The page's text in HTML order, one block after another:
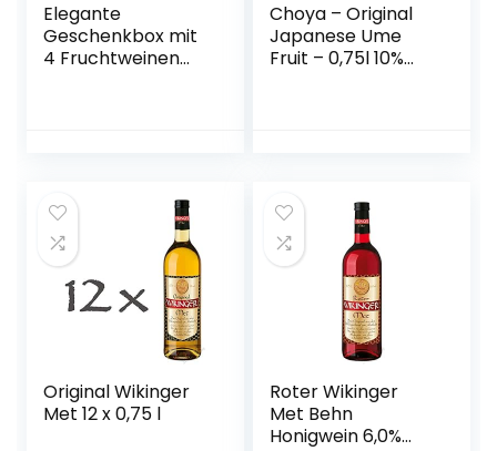
Elegante
Geschenkbox mit
4 Fruchtweinen
Choya – Original
Japanese Ume
Fruit – 0,75l 10%
Original Wikinger
Met 12 x 0,75 l
Roter Wikinger
Met Behn
Honigwein 6,0%